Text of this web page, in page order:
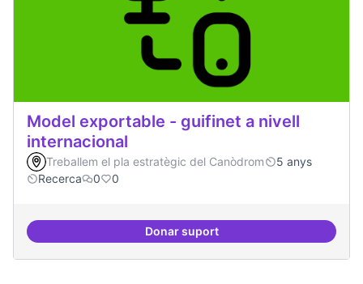
Model exportable - guifinet a nivell
internacional
Treballem el pla estratègic del Canòdrom
5 anys
Recerca
0 0
Donar suportModel exportable - guifinet a